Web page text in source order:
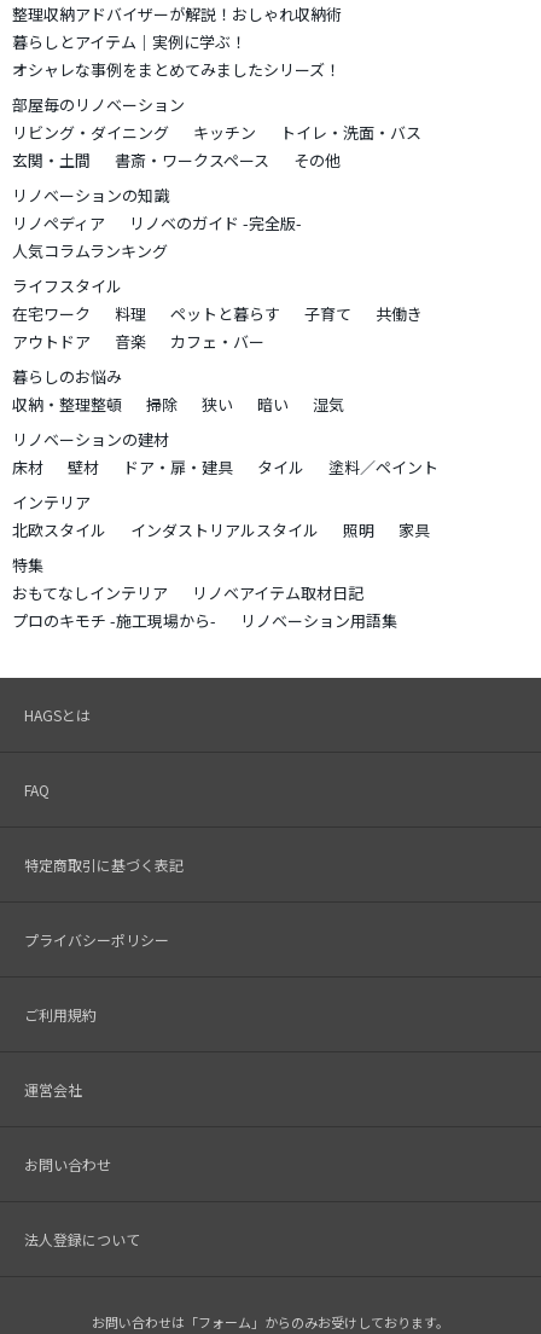
整理収納アドバイザーが解説！おしゃれ収納術
暮らしとアイテム｜実例に学ぶ！
オシャレな事例をまとめてみましたシリーズ！
部屋毎のリノベーション
リビング・ダイニング
キッチン
トイレ・洗面・バス
玄関・土間
書斎・ワークスペース
その他
リノベーションの知識
リノペディア
リノベのガイド -完全版-
人気コラムランキング
ライフスタイル
在宅ワーク
料理 ペットと暮らす 子育て
共働き
アウトドア
音楽
カフェ・バー
暮らしのお悩み
収納・整理整頓
掃除 狭い 暗い
湿気
リノベーションの建材
床材
壁材 ドア・扉・建具 タイル
塗料／ペイント
インテリア
北欧スタイル
インダストリアルスタイル 照明
家具
特集
おもてなしインテリア
リノベアイテム取材日記
プロのキモチ -施工現場から-
リノベーション用語集
HAGSとは
FAQ
特定商取引に基づく表記
プライバシーポリシー
ご利用規約
運営会社
お問い合わせ
法人登録について
お問い合わせは「フォーム」からのみお受けしております。